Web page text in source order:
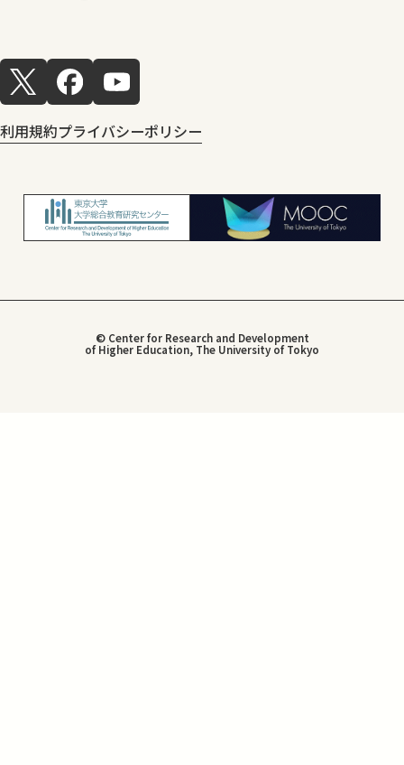
利用規約プライバシーポリシー
© Center for Research and Development
of Higher Education, The University of Tokyo